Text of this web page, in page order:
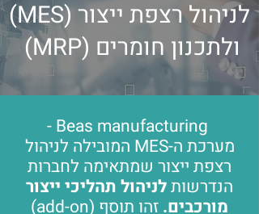
לניהול רצפת ייצור (MES)
ולתכנון חומרים (MRP)
Beas manufacturing -
מערכת ה-MES המובילה לניהול
רצפת ייצור שמתאימה לחברות
הנדרשותלניהול תהליכי ייצור
מורכבים.
זהו תוסף (add-on)